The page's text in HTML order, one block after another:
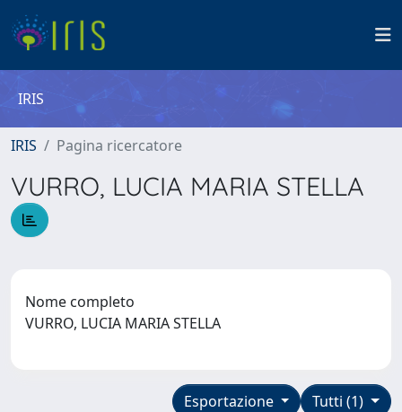
IRIS
IRIS Pagina ricercatore
VURRO, LUCIA MARIA STELLA
Nome completo
VURRO, LUCIA MARIA STELLA
Tutti (1)
Esportazione